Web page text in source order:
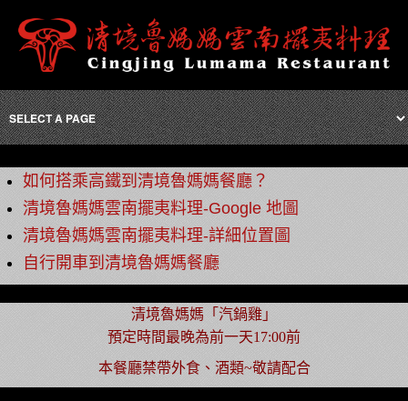
如何搭乘高鐵到清境魯媽媽餐廳？
清境魯媽媽雲南擺夷料理-Google 地圖
清境魯媽媽雲南擺夷料理-詳細位置圖
自行開車到清境魯媽媽餐廳
清境魯媽媽「汽鍋雞」
預定時間最晚為前一天17:00前
本餐廳禁帶外食、酒類~敬請配合